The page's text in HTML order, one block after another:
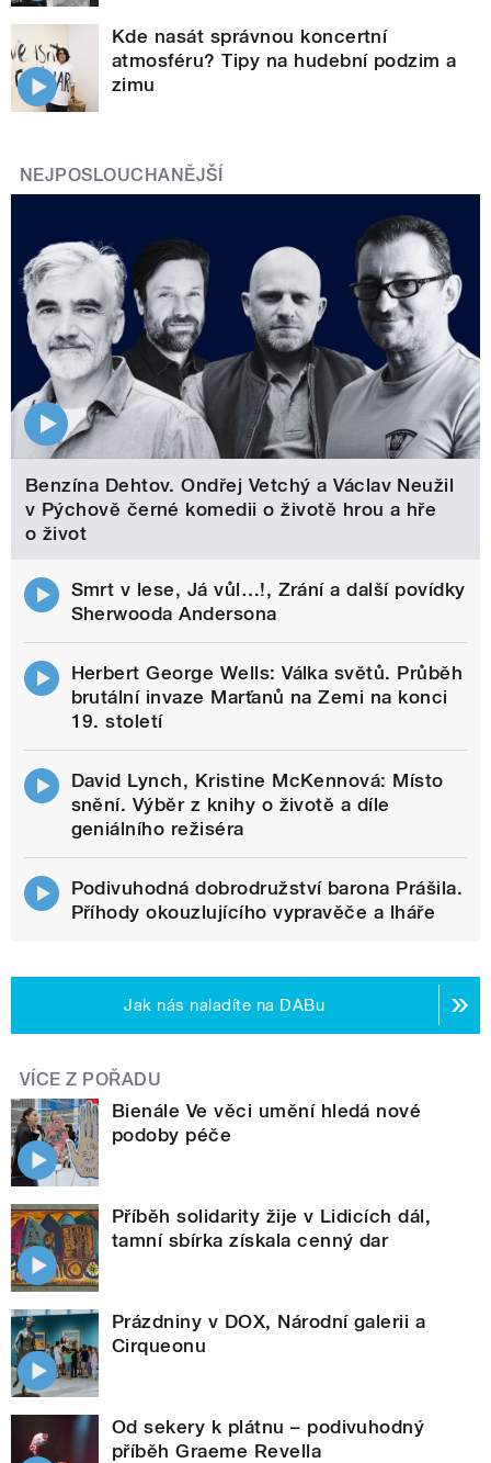
Kde nasát správnou koncertní
atmosféru? Tipy na hudební podzim a
zimu
NEJPOSLOUCHANĚJŠÍ
Benzína Dehtov. Ondřej Vetchý a Václav Neužil
v Pýchově černé komedii o životě hrou a hře
o život
Smrt v lese, Já vůl…!, Zrání a další povídky
Sherwooda Andersona
Herbert George Wells: Válka světů. Průběh
brutální invaze Marťanů na Zemi na konci
19. století
David Lynch, Kristine McKennová: Místo
snění. Výběr z knihy o životě a díle
geniálního režiséra
Podivuhodná dobrodružství barona Prášila.
Příhody okouzlujícího vypravěče a lháře
Jak nás naladíte na DABu
VÍCE Z POŘADU
Bienále Ve věci umění hledá nové
podoby péče
Příběh solidarity žije v Lidicích dál,
tamní sbírka získala cenný dar
Prázdniny v DOX, Národní galerii a
Cirqueonu
Od sekery k plátnu – podivuhodný
příběh Graeme Revella